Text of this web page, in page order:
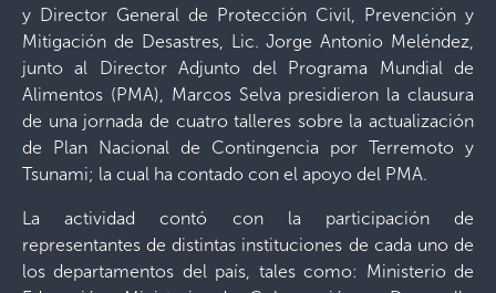
y Director General de Protección Civil, Prevención y
Mitigación de Desastres, Lic. Jorge Antonio Meléndez,
junto al Director Adjunto del Programa Mundial de
Alimentos (PMA), Marcos Selva presidieron la clausura
de una jornada de cuatro talleres sobre la actualización
de Plan Nacional de Contingencia por Terremoto y
Tsunami; la cual ha contado con el apoyo del PMA.
La actividad contó con la participación de
representantes de distintas instituciones de cada uno de
los departamentos del país, tales como: Ministerio de